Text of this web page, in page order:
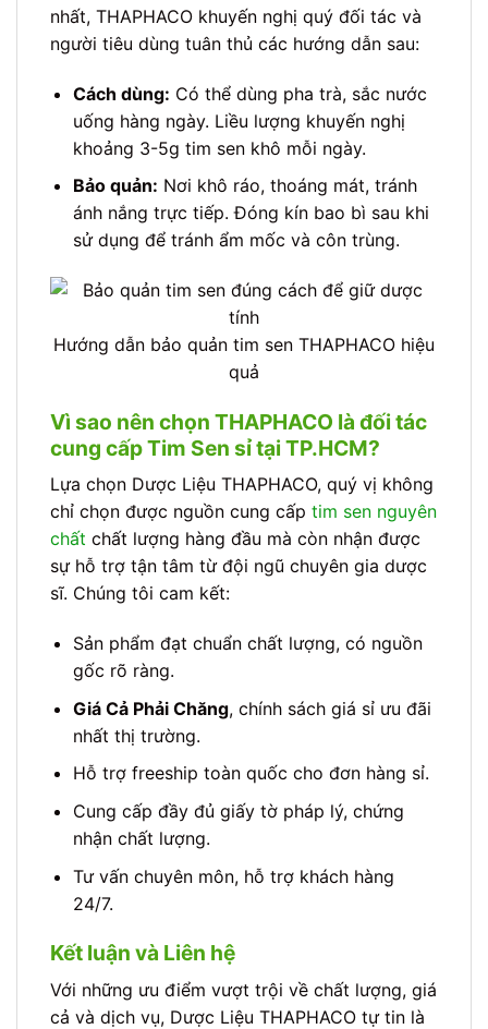
nhất, THAPHACO khuyến nghị quý đối tác và
người tiêu dùng tuân thủ các hướng dẫn sau:
Cách dùng: Có thể dùng pha trà, sắc nước
uống hàng ngày. Liều lượng khuyến nghị
khoảng 3-5g tim sen khô mỗi ngày.
Bảo quản: Nơi khô ráo, thoáng mát, tránh
ánh nắng trực tiếp. Đóng kín bao bì sau khi
sử dụng để tránh ẩm mốc và côn trùng.
Hướng dẫn bảo quản tim sen THAPHACO hiệu
quả
Vì sao nên chọn THAPHACO là đối tác
cung cấp Tim Sen sỉ tại TP.HCM?
Lựa chọn Dược Liệu THAPHACO, quý vị không
chỉ chọn được nguồn cung cấp tim sen nguyên
chất chất lượng hàng đầu mà còn nhận được
sự hỗ trợ tận tâm từ đội ngũ chuyên gia dược
sĩ. Chúng tôi cam kết:
Sản phẩm đạt chuẩn chất lượng, có nguồn
gốc rõ ràng.
Giá Cả Phải Chăng, chính sách giá sỉ ưu đãi
nhất thị trường.
Hỗ trợ freeship toàn quốc cho đơn hàng sỉ.
Cung cấp đầy đủ giấy tờ pháp lý, chứng
nhận chất lượng.
Tư vấn chuyên môn, hỗ trợ khách hàng
24/7.
Kết luận và Liên hệ
Với những ưu điểm vượt trội về chất lượng, giá
cả và dịch vụ, Dược Liệu THAPHACO tự tin là